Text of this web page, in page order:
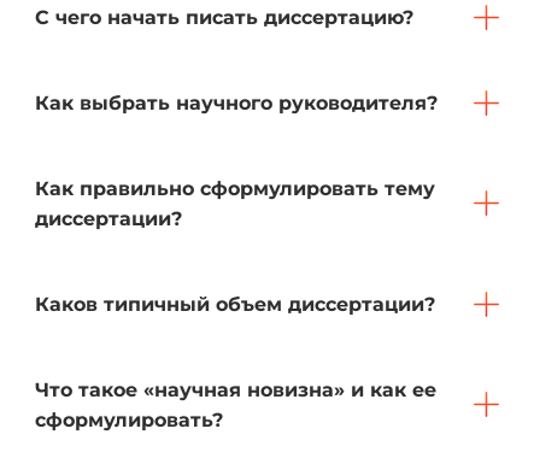
С чего начать писать диссертацию?
Как выбрать научного руководителя?
Как правильно сформулировать тему
диссертации?
Каков типичный объем диссертации?
Что такое «научная новизна» и как ее
сформулировать?